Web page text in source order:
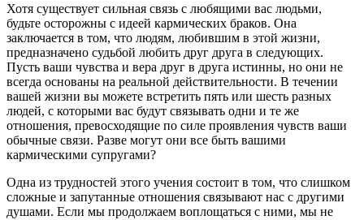
Хотя существует сильная связь с любящими вас людьми,
будьте осторожны с идеей кармических браков. Она
заключается в том, что людям, любившим в этой жизни,
предназначено судьбой любить друг друга в сле­дующих.
Пусть ваши чувства и вера друг в друга истин­ны, но они не
всегда основаны на реальной действитель­ности. В течении
вашей жизни вы можете встретить пять или шесть разных
людей, с которыми вас будут связывать одни и те же
отношения, превосходящие по силе проявления чувств ваши
обычные связи. Разве мо­гут они все быть вашими
кармическими супругами?
Одна из трудностей этого учения состоит в том, что слишком
сложные и запутанные отношения связывают нас с другими
душами. Если мы продолжаем вопло­щаться с ними, мы не